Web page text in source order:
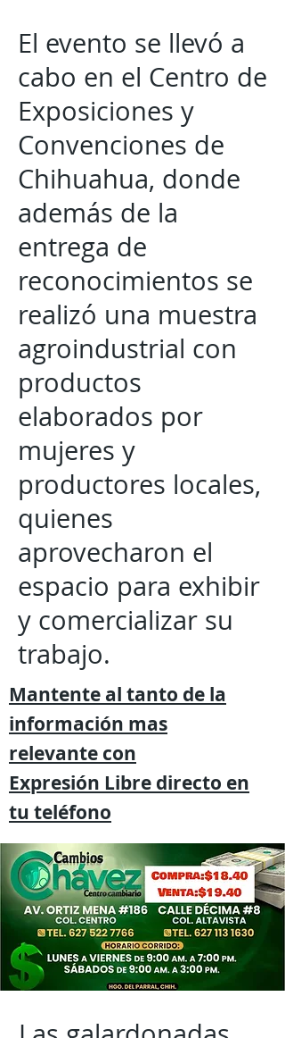
El evento se llevó a
cabo en el Centro de
Exposiciones y
Convenciones de
Chihuahua, donde
además de la
entrega de
reconocimientos se
realizó una muestra
agroindustrial con
productos
elaborados por
mujeres y
productores locales,
quienes
aprovecharon el
espacio para exhibir
y comercializar su
trabajo.
Mantente al tanto de la
información mas
relevante con
Expresión Libre directo en
tu teléfono